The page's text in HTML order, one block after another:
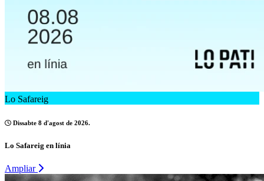
Lo Safareig
Dissabte 8 d'agost de 2026.
Lo Safareig en línia
Ampliar